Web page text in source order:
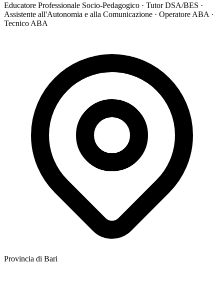
Educatore Professionale Socio-Pedagogico · Tutor DSA/BES ·
Assistente all'Autonomia e alla Comunicazione · Operatore ABA ·
Tecnico ABA
Provincia di Bari